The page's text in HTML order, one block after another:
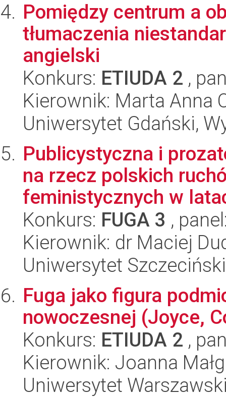
Pomiędzy centrum a
tłumaczenia
angielski
Konkurs: ETIUDA 2 ,
Kierownik: Marta Anna
Uniwersytet Gdański,
Publicystyczna i
na rzecz polskich
feministycznych w
Konkurs: FUGA 3 ,
Kierownik: dr Maciej
Uniwersytet
Fuga jako figura
nowoczesnej (Joyce,
Konkurs: ETIUDA 2 ,
Kierownik: Joanna
Uniwersytet